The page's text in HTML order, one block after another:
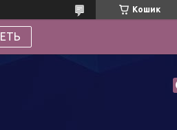
Кошик